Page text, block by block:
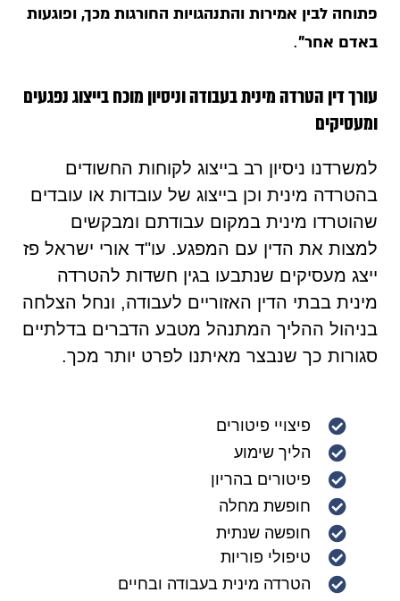
פתוחה לבין אמירות והתנהגויות החורגות מכך, ופוגעות
באדם אחר".
עורך דין הטרדה מינית בעבודה וניסיון מוכח בייצוג נפגעים
ומעסיקים
למשרדנו ניסיון רב בייצוג לקוחות החשודים
בהטרדה מינית וכן בייצוג של עובדות או עובדים
שהוטרדו מינית במקום עבודתם ומבקשים
למצות את הדין עם המפגע. עו"ד אורי ישראל פז
ייצג מעסיקים שנתבעו בגין חשדות להטרדה
מינית בבתי הדין האזוריים לעבודה, ונחל הצלחה
בניהול ההליך המתנהל מטבע הדברים בדלתיים
סגורות כך שנבצר מאיתנו לפרט יותר מכך.
פיצויי פיטורים
הליך שימוע
פיטורים בהריון
חופשת מחלה
חופשה שנתית
טיפולי פוריות
הטרדה מינית בעבודה ובחיים